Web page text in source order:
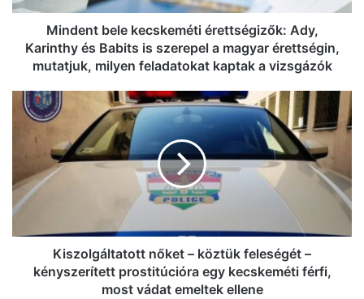
is
szerepel
magyar
mutatjuk,
milyen
feladatokat
kaptak
vizsgázók
Mindent bele kecskeméti érettségizők: Ady,
Karinthy és Babits is szerepel a magyar érettségin,
mutatjuk, milyen feladatokat kaptak a vizsgázók
Kiszolgáltatott
nőket
feleségét
–
kényszerített
prostitúcióra
egy
kecskeméti
férfi,
Kiszolgáltatott nőket – köztük feleségét –
kényszerített prostitúcióra egy kecskeméti férfi,
most vádat emeltek ellene